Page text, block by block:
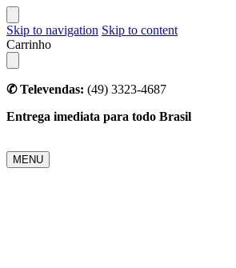
Skip to navigation Skip to content
Carrinho
✆ Televendas: (49) 3323-4687
Entrega imediata para todo Brasil
MENU